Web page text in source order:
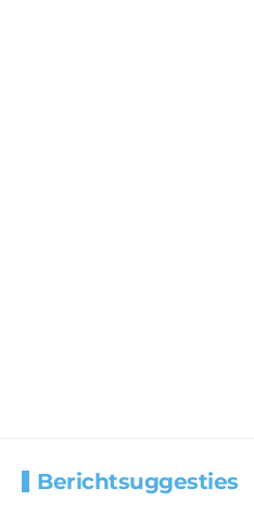
Berichtsuggesties